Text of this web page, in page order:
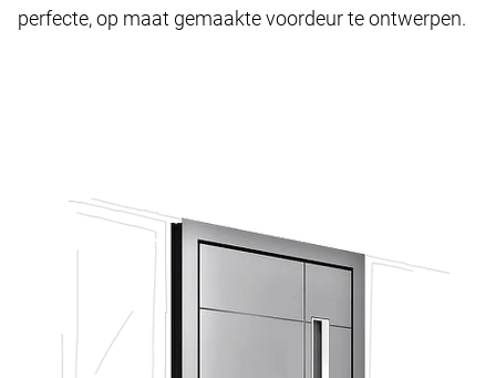
perfecte, op maat gemaakte voordeur te ontwerpen.